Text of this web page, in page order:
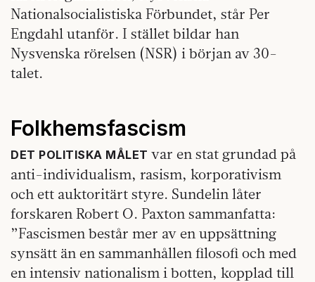
Nationalsocialistiska Förbundet, står Per
Engdahl utanför. I stället bildar han
Nysvenska rörelsen (NSR) i början av 30-
talet.
Folkhemsfascism
DET POLITISKA MÅLET var en stat grundad på
anti-individualism, rasism, korporativism
och ett auktoritärt styre. Sundelin låter
forskaren Robert O. Paxton sammanfatta:
”Fascismen består mer av en uppsättning
synsätt än en sammanhållen filosofi och med
en intensiv nationalism i botten, kopplad till